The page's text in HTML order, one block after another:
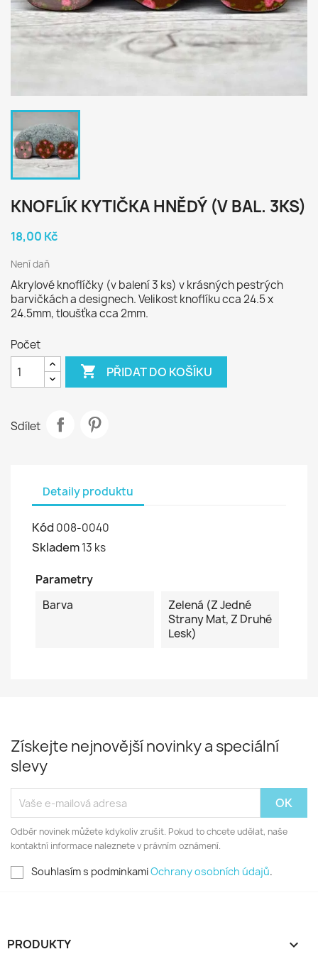
KNOFLÍK KYTIČKA HNĚDÝ (V BAL. 3KS)
18,00 Kč
Není daň
Akrylové knoflíčky (v balení 3 ks) v krásných pestrých
barvičkách a designech. Velikost knoflíku cca 24.5 x
24.5mm, tloušťka cca 2mm.
Počet
 PŘIDAT DO KOŠÍKU
Sdílet
Detaily produktu
Kód 008-0040
Skladem13 ks
Parametry
Barva
Zelená (z Jedné
Strany Mat, Z Druhé
Lesk)
Získejte nejnovější novinky a speciální
slevy
Odběr novinek můžete kdykoliv zrušit. Pokud to chcete udělat, naše
kontaktní informace naleznete v právním oznámení.
Souhlasím s podminkamiOchrany osobních údajů.
PRODUKTY 